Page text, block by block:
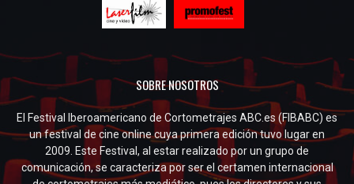
SOBRE NOSOTROS
El Festival Iberoamericano de Cortometrajes ABC.es (FIBABC) es
un festival de cine online cuya primera edición tuvo lugar en
2009. Este Festival, al estar realizado por un grupo de
comunicación, se caracteriza por ser el certamen internacional